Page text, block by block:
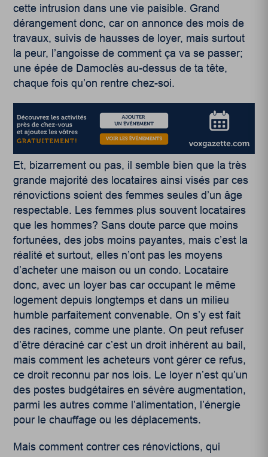
cette intrusion dans une vie paisible. Grand
dérangement donc, car on annonce des mois de
travaux, suivis de hausses de loyer, mais surtout
la peur, l’angoisse de comment ça va se passer;
une épée de Damoclès au-dessus de ta tête,
chaque fois qu’on rentre chez-soi.
Et, bizarrement ou pas, il semble bien que la très
grande majorité des locataires ainsi visés par ces
rénovictions soient des femmes seules d’un âge
respectable. Les femmes plus souvent locataires
que les hommes? Sans doute parce que moins
fortunées, des jobs moins payantes, mais c’est la
réalité et surtout, elles n’ont pas les moyens
d’acheter une maison ou un condo. Locataire
donc, avec un loyer bas car occupant le même
logement depuis longtemps et dans un milieu
humble parfaitement convenable. On s’y est fait
des racines, comme une plante. On peut refuser
d’être déraciné car c’est un droit inhérent au bail,
mais comment les acheteurs vont gérer ce refus,
ce droit reconnu par nos lois. Le loyer n’est qu’un
des postes budgétaires en sévère augmentation,
parmi les autres comme l’alimentation, l’énergie
pour le chauffage ou les déplacements.
Mais comment contrer ces rénovictions, qui